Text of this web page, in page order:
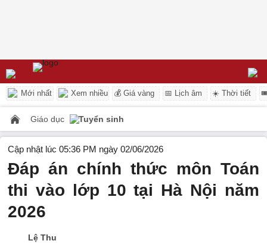
Mới nhất Xem nhiều 💰 Giá vàng 📅 Lịch âm ☀️ Thời tiết
Giáo dục Tuyển sinh
Cập nhật lúc 05:36 PM ngày 02/06/2026
Đáp án chính thức môn Toán
thi vào lớp 10 tại Hà Nội năm
2026
Lệ Thu